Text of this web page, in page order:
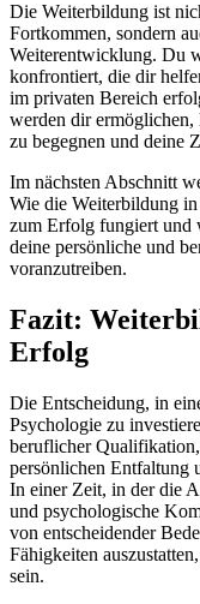
Die Weiterbildung ist
Fortkommen, sondern
Weiterentwicklung. Du
konfrontiert, die dir
im privaten Bereich
werden dir ermöglichen,
zu begegnen und deine
Im nächsten Abschnitt
Wie die Weiterbildung
zum Erfolg fungiert und
deine persönliche und
voranzutreiben.
Fazit:
Erfolg
Die Entscheidung, in
Psychologie zu
beruflicher
persönlichen Entfaltung
In einer Zeit, in der die
und psychologische
von entscheidender
Fähigkeiten
sein.